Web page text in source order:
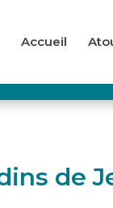
Accueil
de